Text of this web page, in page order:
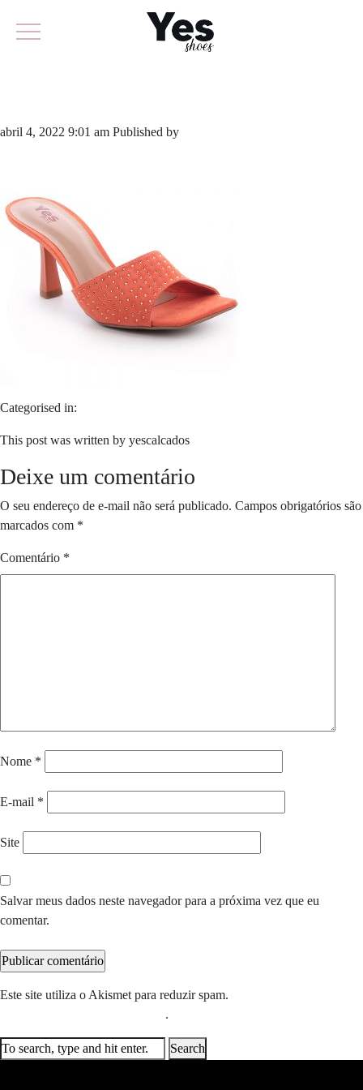
abril 4, 2022 9:01 am Published by
Categorised in:
This post was written by yescalcados
Deixe um comentário
O seu endereço de e-mail não será publicado. Campos obrigatórios são
marcados com *
Comentário *
Nome *
E-mail *
Site
Salvar meus dados neste navegador para a próxima vez que eu
comentar.
Este site utiliza o Akismet para reduzir spam.
.
Search